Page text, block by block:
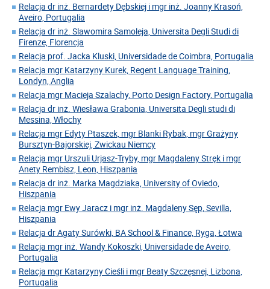
Relacja dr inż. Bernardety Dębskiej i mgr inż. Joanny Krasoń,
Aveiro, Portugalia
Relacja dr inż. Slawomira Samoleja, Universita Degli Studi di
Firenze, Florencja
Relacja prof. Jacka Kluski, Universidade de Coimbra, Portugalia
Relacja mgr Katarzyny Kurek, Regent Language Training,
Londyn, Anglia
Relacja mgr Macieja Szalachy, Porto Design Factory, Portugalia
Relacja dr inż. Wiesława Grabonia, Universita Degli studi di
Messina, Włochy
Relacja mgr Edyty Ptaszek, mgr Blanki Rybak, mgr Grażyny
Bursztyn-Bajorskiej, Zwickau Niemcy
Relacja mgr Urszuli Urjasz-Tryby, mgr Magdaleny Stręk i mgr
Anety Rembisz, Leon, Hiszpania
Relacja dr inż. Marka Magdziaka, University of Oviedo,
Hiszpania
Relacja mgr Ewy Jaracz i mgr inż. Magdaleny Sęp, Sevilla,
Hiszpania
Relacja dr Agaty Surówki, BA School & Finance, Ryga, Łotwa
Relacja mgr inż. Wandy Kokoszki, Universidade de Aveiro,
Portugalia
Relacja mgr Katarzyny Cieśli i mgr Beaty Szczęsnej, Lizbona,
Portugalia